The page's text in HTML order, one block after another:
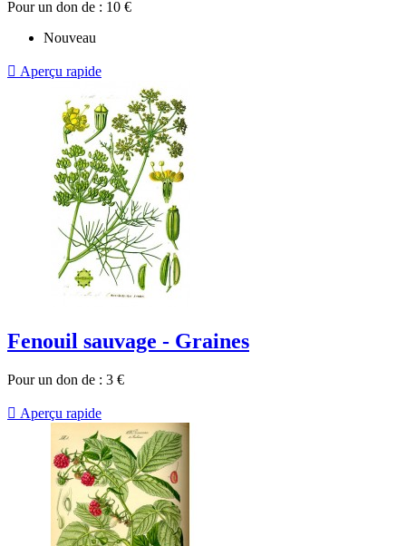
Pour un don de : 10 €
Nouveau
 Aperçu rapide
Fenouil sauvage - Graines
Pour un don de : 3 €
 Aperçu rapide